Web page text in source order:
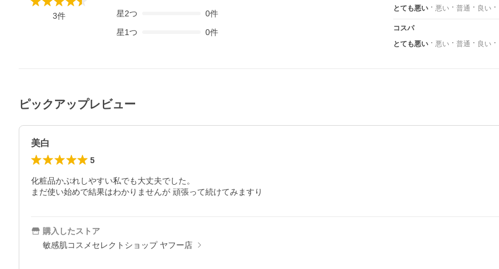
3件
星2つ 0件
星1つ 0件
とても悪い
悪い 普通 良い
コスパ
とても悪い
悪い 普通 良い
ピックアップレビュー
美白
5
化粧品かぶれしやすい私でも大丈夫でした。
まだ使い始めで結果はわかりませんが 頑張って続けてみますり
購入したストア
敏感肌コスメセレクトショップ ヤフー店